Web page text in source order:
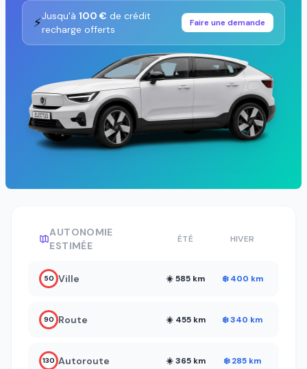
⚡Jusqu'à 100 € de crédit
recharge offerts
Faire une demande
AUTONOMIE
ESTIMÉE
ÉTÉ HIVER
50 Ville ☀️ 585 km ❄️ 400 km
90 Route ☀️ 455 km ❄️ 340 km
130 Autoroute ☀️ 365 km ❄️ 285 km